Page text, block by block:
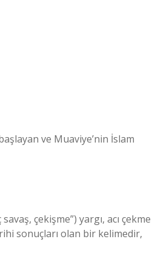
ve Muaviye’nin İslam
sonuçları olan bir kelimedir,